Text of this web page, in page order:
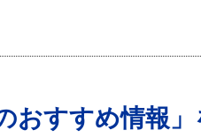
おすすめ情報